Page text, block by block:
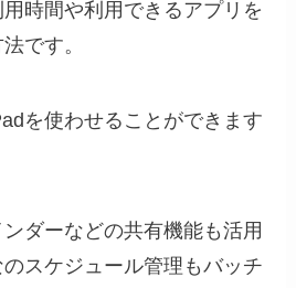
時間や利用できるアプリを
です。
を使わせることができます
ダーなどの共有機能も活用
スケジュール管理もバッチ